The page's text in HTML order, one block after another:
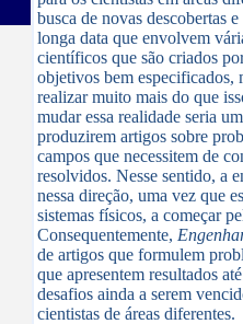
busca de novas descobertas
longa data que envolvem
científicos que são criados
objetivos bem especificados,
realizar muito mais do que
mudar essa realidade seria
produzirem artigos sobre
campos que necessitem de
resolvidos. Nesse sentido, a
nessa direção, uma vez que
sistemas físicos, a começar
Consequentemente,
de artigos que formulem
que apresentem resultados
desafios ainda a serem
cientistas de áreas diferentes.